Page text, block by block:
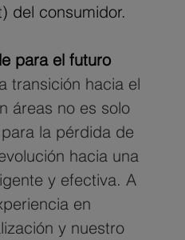
del consumidor.
para el futuro
transición hacia el
áreas no es solo
la pérdida de
hacia una
y efectiva. A
en
y nuestro